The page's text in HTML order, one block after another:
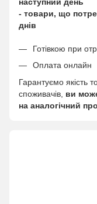
- товари, що
днів
Готівкою при
Оплата онлайн
Гарантуємо якість
споживачів, ви
на аналогічний